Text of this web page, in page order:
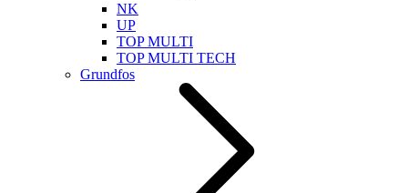
NK
UP
TOP MULTI
TOP MULTI TECH
Grundfos